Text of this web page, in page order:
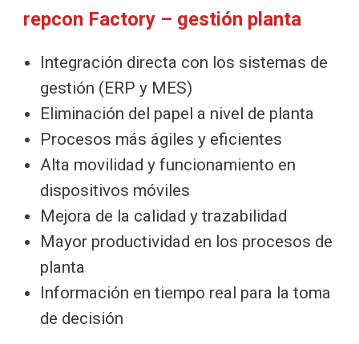
repcon Factory – gestión planta
Integración directa con los sistemas de
gestión (ERP y MES)
Eliminación del papel a nivel de planta
Procesos más ágiles y eficientes
Alta movilidad y funcionamiento en
dispositivos móviles
Mejora de la calidad y trazabilidad
Mayor productividad en los procesos de
planta
Información en tiempo real para la toma
de decisión